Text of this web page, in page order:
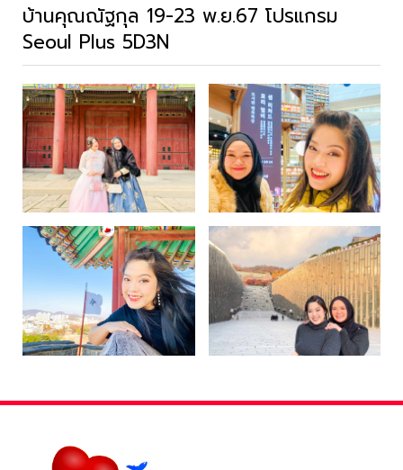
บ้านคุณณัฐกุล 19-23 พ.ย.67 โปรแกรม
Seoul Plus 5D3N